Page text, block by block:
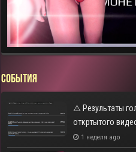
СОБЫТИЯ
⚠️ Результаты
откртытого
1 неделя ago